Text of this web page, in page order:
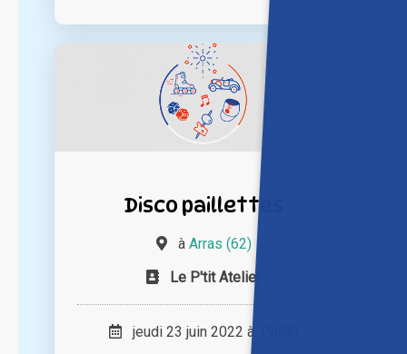
Disco paillettes
à Arras (62)
Le P'tit Atelier
jeudi 23 juin 2022 à 19h00